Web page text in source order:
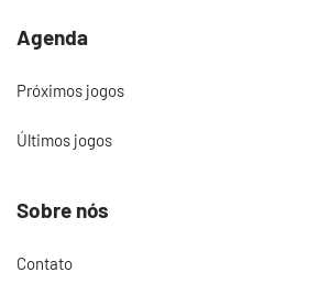
Agenda
Próximos jogos
Últimos jogos
Sobre nós
Contato